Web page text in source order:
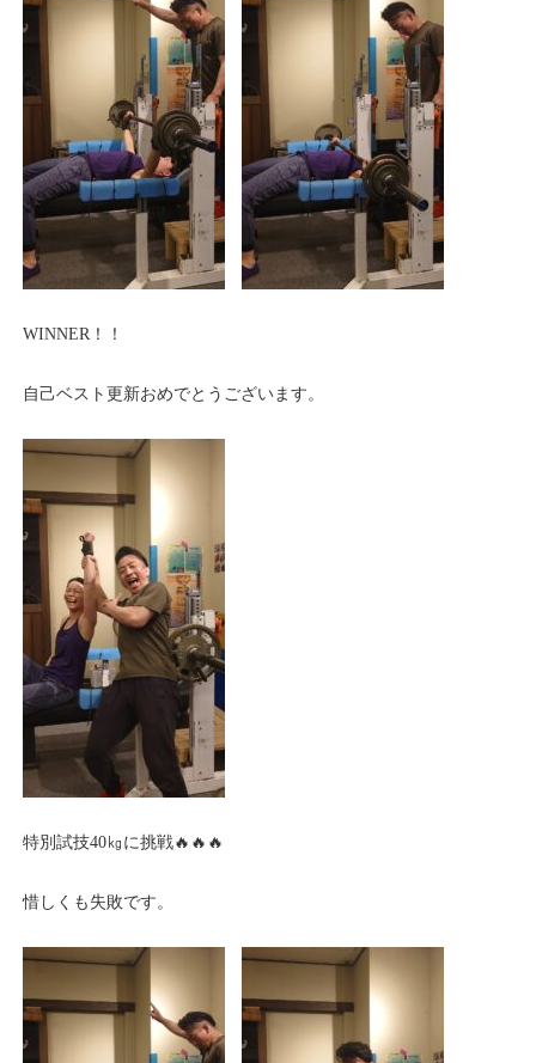
WINNER！！
自己ベスト更新おめでとうございます。
特別試技40㎏に挑戦🔥🔥🔥
惜しくも失敗です。